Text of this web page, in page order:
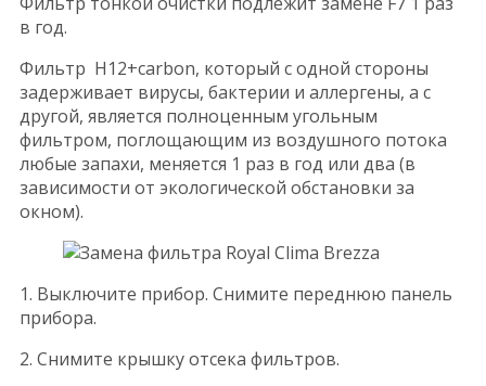
в год.
Фильтр H12+carbon, который с одной стороны
задерживает вирусы, бактерии и аллергены, а с
другой, является полноценным угольным
фильтром, поглощающим из воздушного потока
любые запахи, меняется 1 раз в год или два (в
зависимости от экологической обстановки за
окном).
1. Выключите прибор. Снимите переднюю панель
прибора.
2. Снимите крышку отсека фильтров.